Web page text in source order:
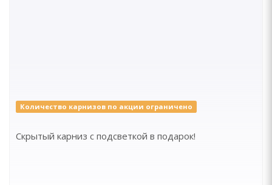
Количество карнизов по акции ограничено
Скрытый карниз с подсветкой в подарок!